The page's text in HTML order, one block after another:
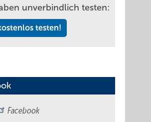
unverbindlich testen:
testen!
Facebook